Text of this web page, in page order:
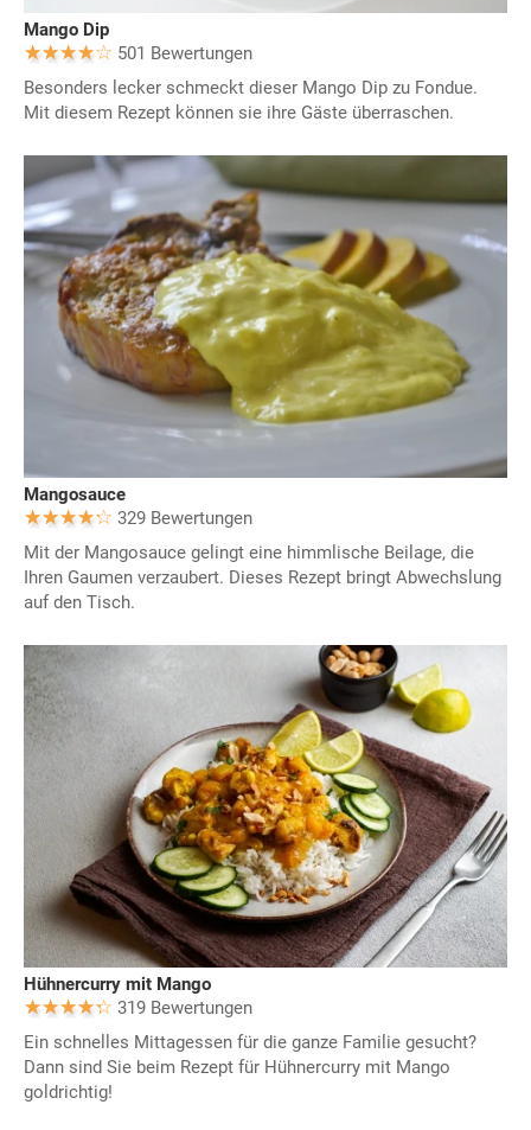
Mango Dip
501 Bewertungen
Besonders lecker schmeckt dieser Mango Dip zu Fondue.
Mit diesem Rezept können sie ihre Gäste überraschen.
Mangosauce
329 Bewertungen
Mit der Mangosauce gelingt eine himmlische Beilage, die
Ihren Gaumen verzaubert. Dieses Rezept bringt Abwechslung
auf den Tisch.
Hühnercurry mit Mango
319 Bewertungen
Ein schnelles Mittagessen für die ganze Familie gesucht?
Dann sind Sie beim Rezept für Hühnercurry mit Mango
goldrichtig!